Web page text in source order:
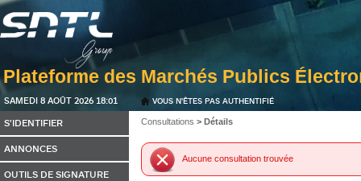
SAMEDI 8 AOÛT 2026 18:01 VOUS N'ÊTES PAS AUTHENTIFIÉ
S'IDENTIFIER
ANNONCES
OUTILS DE SIGNATURE
Consultations > Détails
Aucune consultation trouvée